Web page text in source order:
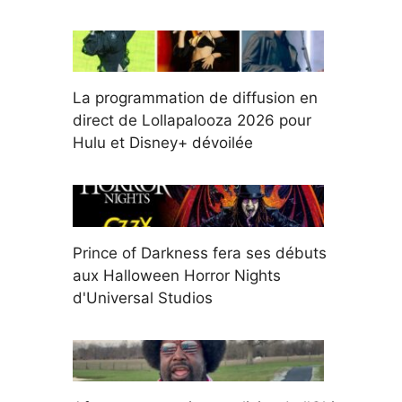
La programmation de diffusion en
direct de Lollapalooza 2026 pour
Hulu et Disney+ dévoilée
Prince of Darkness fera ses débuts
aux Halloween Horror Nights
d'Universal Studios